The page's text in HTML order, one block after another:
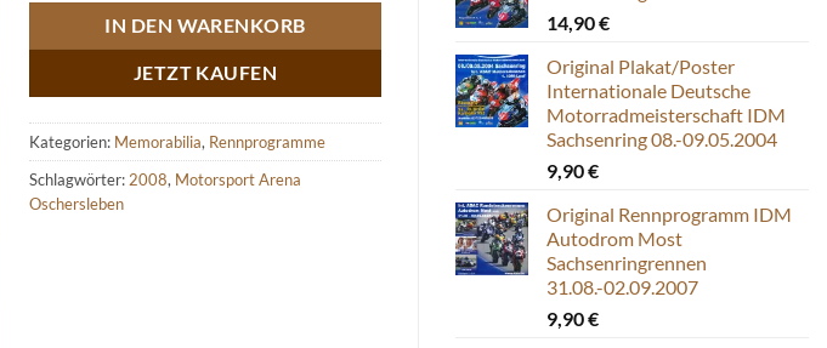
IN DEN WARENKORB
JETZT KAUFEN
Kategorien: Memorabilia, Rennprogramme
Schlagwörter: 2008, Motorsport Arena
Oschersleben
14,90€
Original Plakat/Poster
Internationale Deutsche
Motorradmeisterschaft IDM
Sachsenring 08.-09.05.2004
9,90€
Original Rennprogramm IDM
Autodrom Most
Sachsenringrennen
31.08.-02.09.2007
9,90€